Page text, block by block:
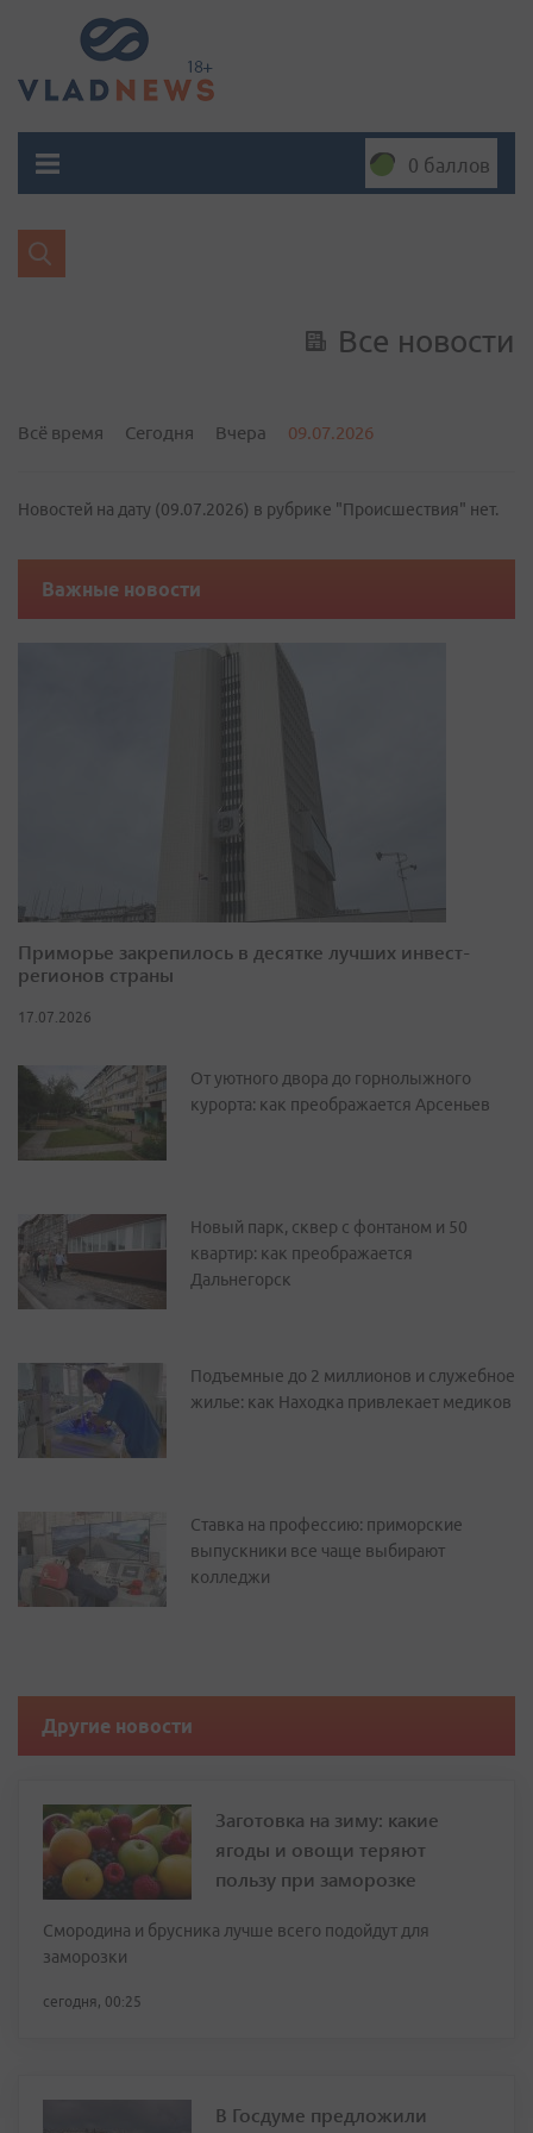
0 баллов
Все новости
Всё время Сегодня Вчера 09.07.2026
Новостей на дату (09.07.2026) в рубрике "Происшествия" нет.
Важные новости
Приморье закрепилось в десятке лучших инвест-
регионов страны
17.07.2026
От уютного двора до горнолыжного
курорта: как преображается Арсеньев
Новый парк, сквер с фонтаном и 50
квартир: как преображается
Дальнегорск
Подъемные до 2 миллионов и служебное
жилье: как Находка привлекает медиков
Ставка на профессию: приморские
выпускники все чаще выбирают
колледжи
Другие новости
Заготовка на зиму: какие
ягоды и овощи теряют
пользу при заморозке
Смородина и брусника лучше всего подойдут для
заморозки
сегодня, 00:25
В Госдуме предложили